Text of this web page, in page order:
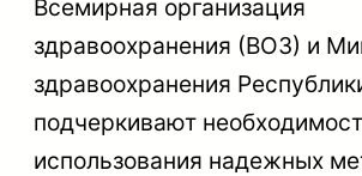
Всемирная организация
здравоохранения (ВОЗ) и
здравоохранения
подчеркивают
использования надежных